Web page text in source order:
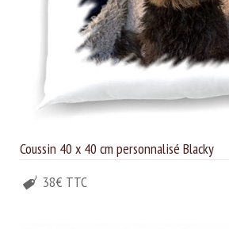
Coussin 40 x 40 cm personnalisé Blacky
38€ TTC